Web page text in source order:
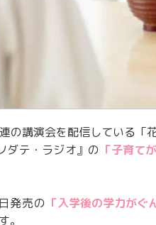
の講演会を配信している「
ダテ・ラジオ』の 「子育て
発売の 「入学後の学力がぐ
。